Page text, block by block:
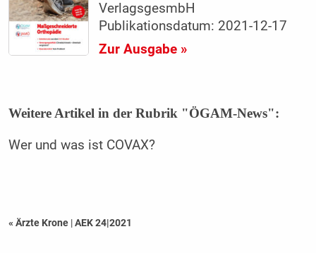
VerlagsgesmbH
Publikationsdatum: 2021-12-17
Zur Ausgabe »
Weitere Artikel in der Rubrik "ÖGAM-News":
Wer und was ist COVAX?
« Ärzte Krone |AEK 24|2021